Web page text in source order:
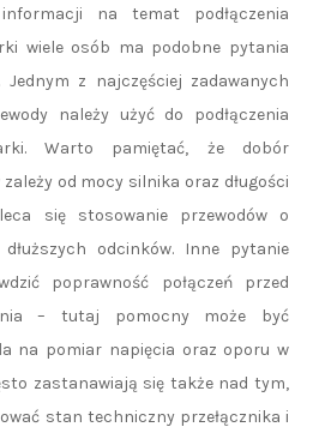
na temat podłączenia
wiele osób ma podobne pytania
z najczęściej zadawanych
należy użyć do podłączenia
Warto pamiętać, że dobór
od mocy silnika oraz długości
się stosowanie przewodów o
odcinków. Inne pytanie
poprawność połączeń przed
– tutaj pomocny może być
na pomiar napięcia oraz oporu w
zastanawiają się także nad tym,
stan techniczny przełącznika i